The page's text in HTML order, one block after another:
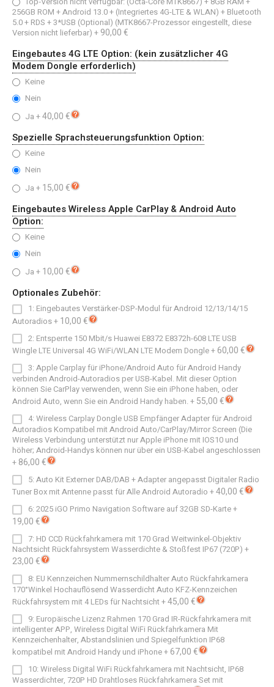
256GB ROM + Android 13.0 + (Integriertes 4G-LTE & WLAN) + Bluetooth
5.0 + RDS + 3*USB (Optional) (MTK8667-Prozessor eingestellt, diese
Version nicht lieferbar) + 90,00 €
Eingebautes 4G LTE Option: (kein zusätzlicher 4G
Modem Dongle erforderlich)
Keine
Nein
Ja +40,00 €
Spezielle Sprachsteuerungsfunktion Option:
Keine
Nein
Ja + 15,00 €
Eingebautes Wireless Apple CarPlay & Android Auto
Option:
Keine
Nein
Ja + 10,00 €
Optionales Zubehör:
1: Eingebautes Verstärker-DSP-Modul für Android 12/13/14/15
Autoradios+ 10,00 €
2: Entsperrte 150 Mbit/s Huawei E8372 E8372h-608 LTE USB
Wingle LTE Universal 4G WiFi/WLAN LTE Modem Dongle+60,00 €
3: Apple Carplay für iPhone/Android Auto für Android Handy
verbinden Android-Autoradios per USB-Kabel. Mit dieser Option
können Sie CarPlay verwenden, wenn Sie ein iPhone haben, oder
Android Auto, wenn Sie ein Android Handy haben. + 55,00 €
4: Wireless Carplay Dongle USB Empfänger Adapter für Android
Autoradios Kompatibel mit Android Auto/CarPlay/Mirror Screen (Die
Wireless Verbindung unterstützt nur Apple iPhone mit IOS10 und
höher; Android-Handys können nur über ein USB-Kabel angeschlossen
+ 86,00 €
5: Auto Kit Externer DAB/DAB + Adapter angepasst Digitaler Radio
Tuner Box mit Antenne passt für Alle Android Autoradio +40,00 €
6: 2025 iGO Primo Navigation Software auf 32GB SD-Karte+
19,00 €
7: HD CCD Rückfahrkamera mit 170 Grad Weitwinkel-Objektiv
Nachtsicht Rückfahrsystem Wasserdichte & Stoßfest IP67 (720P) +
23,00 €
8: EU Kennzeichen Nummernschildhalter Auto Rückfahrkamera
170°Winkel Hochauflösend Wasserdicht Auto KFZ-Kennzeichen
Rückfahrsystem mit 4 LEDs für Nachtsicht+45,00 €
9: Europäische Lizenz Rahmen 170 Grad IR-Rückfahrkamera mit
intelligenter APP, Wireless Digital WiFi Rückfahrkamera Mit
Kennzeichenhalter, Abstandslinien und Spiegelfunktion IP68
kompatibel mit Android Handy und iPhone+67,00 €
10: Wireless Digital WiFi Rückfahrkamera mit Nachtsicht, IP68
Wasserdichter, 720P HD Drahtloses Rückfahrkamera Set mit